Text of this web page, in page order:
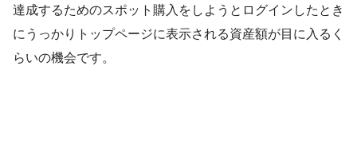
達成するためのスポット購入をしようとログインしたとき
にうっかりトップページに表示される資産額が目に入るく
らいの機会です。